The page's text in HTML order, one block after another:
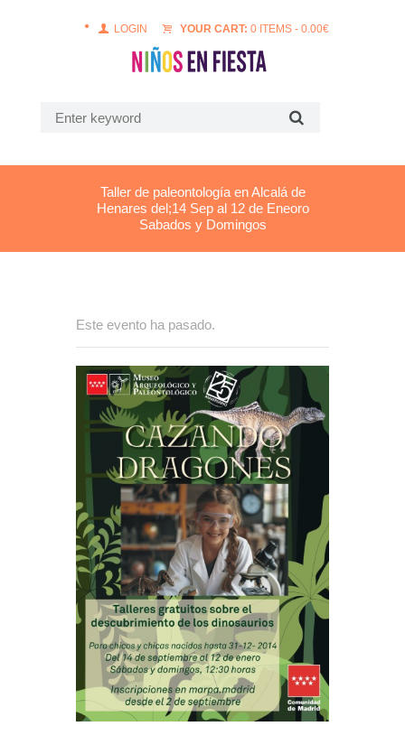
LOGIN YOUR CART: 0 ITEMS - 0.00€
Taller de paleontología en Alcalá de
Henares del;14 Sep al 12 de Eneoro
Sabados y Domingos
Este evento ha pasado.